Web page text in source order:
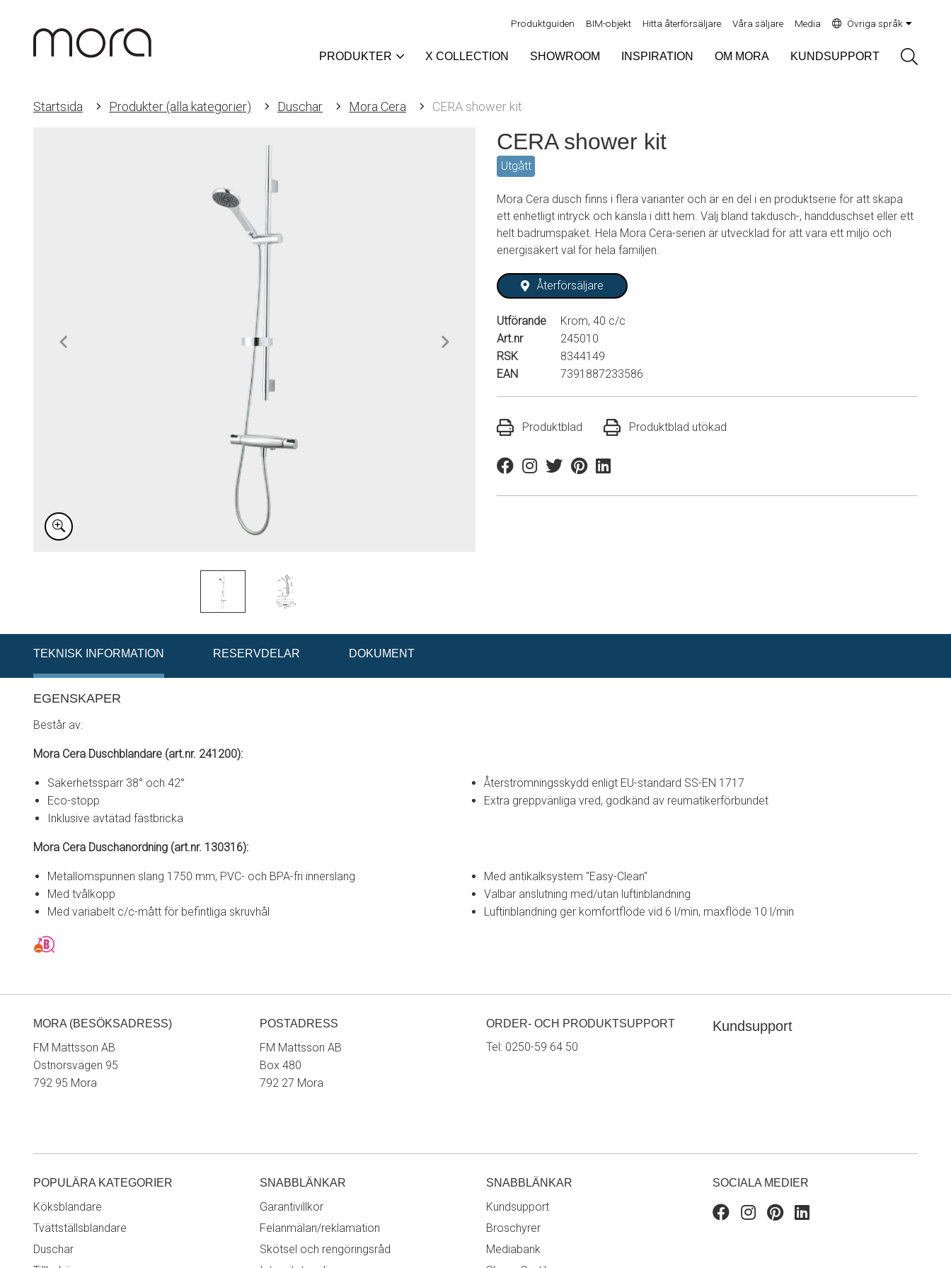
Produktguiden BIM-objekt Hitta återförsäljare Våra säljare Media Övriga språk
PRODUKTER X COLLECTION SHOWROOM INSPIRATION OM MORA KUNDSUPPORT
Startsida Produkter (alla kategorier) Duschar Mora Cera CERA shower kit
CERA shower kit
Utgått
Mora Cera dusch finns i flera varianter och är en del i en produktserie för att skapa
ett enhetligt intryck och känsla i ditt hem. Välj bland takdusch-, handduschset eller ett
helt badrumspaket. Hela Mora Cera-serien är utvecklad för att vara ett miljö och
energisäkert val för hela familjen.
Återförsäljare
Utförande
Krom, 40 c/c
Art.nr
245010
RSK
8344149
EAN
7391887233586
Produktblad Produktblad utökad
FacebookInstagram
TwitterPinterestLinkedin
TEKNISK INFORMATION RESERVDELAR DOKUMENT
EGENSKAPER
Består av:
Mora Cera Duschblandare (art.nr. 241200):
Säkerhetsspärr 38° och 42°
Eco-stopp
Inklusive avtätad fästbricka
Återströmningsskydd enligt EU-standard SS-EN 1717
Extra greppvänliga vred, godkänd av reumatikerförbundet
Mora Cera Duschanordning (art.nr. 130316):
Metallomspunnen slang 1750 mm, PVC- och BPA-fri innerslang
Med tvålkopp
Med variabelt c/c-mått för befintliga skruvhål
Med antikalksystem "Easy-Clean"
Valbar anslutning med/utan luftinblandning
Luftinblandning ger komfortflöde vid 6 l/min, maxflöde 10 l/min
MORA (BESÖKSADRESS)
FM Mattsson AB
Östnorsvägen 95
792 95 Mora
POSTADRESS
FM Mattsson AB
Box 480
792 27 Mora
ORDER- OCH PRODUKTSUPPORT
Tel: 0250-59 64 50
Kundsupport
POPULÄRA KATEGORIER
Köksblandare
Tvättställsblandare
Duschar
SNABBLÄNKAR
Garantivillkor
Felanmälan/reklamation
Skötsel och rengöringsråd
SNABBLÄNKAR
Kundsupport
Broschyrer
Mediabank
SOCIALA MEDIER
FacebookInstagram
Pinterest